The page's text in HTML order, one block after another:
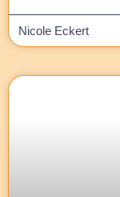
Nicole Eckert